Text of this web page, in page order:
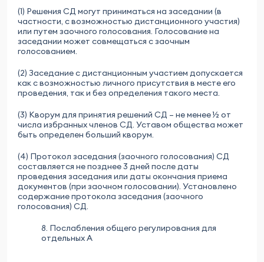
(1) Решения СД могут приниматься на заседании (в
частности, с возможностью дистанционного участия)
или путем заочного голосования. Голосование на
заседании может совмещаться с заочным
голосованием.
(2) Заседание с дистанционным участием допускается
как с возможностью личного присутствия в месте его
проведения, так и без определения такого места.
(3) Кворум для принятия решений СД – не менее ½ от
числа избранных членов СД. Уставом общества может
быть определен больший кворум.
(4) Протокол заседания (заочного голосования) СД
составляется не позднее 3 дней после даты
проведения заседания или даты окончания приема
документов (при заочном голосовании). Установлено
содержание протокола заседания (заочного
голосования) СД.
8. Послабления общего регулирования для
отдельных А